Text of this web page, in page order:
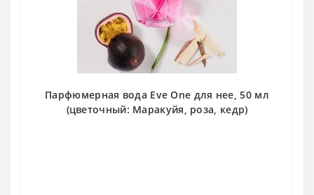
Парфюмерная вода Eve One для нее, 50 мл
(цветочный: Маракуйя, роза, кедр)